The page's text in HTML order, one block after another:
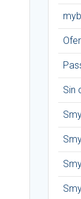
Sin